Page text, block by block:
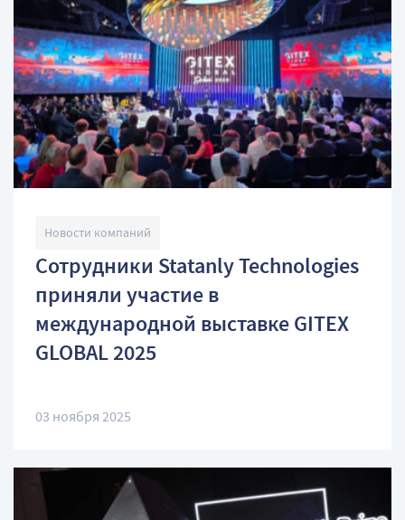
Новости компаний
Сотрудники Statanly Technologies
приняли участие в
международной выставке GITEX
GLOBAL 2025
03 ноября 2025